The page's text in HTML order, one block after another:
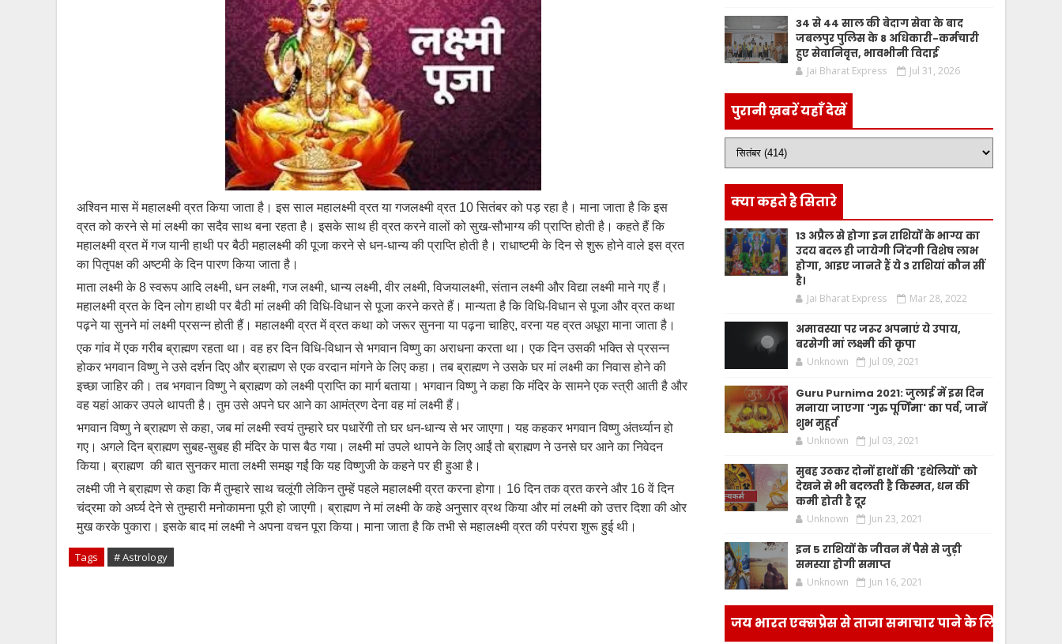
अश्विन मास में महालक्ष्मी व्रत किया जाता है। इस साल महालक्ष्मी व्रत या गजलक्ष्मी व्रत 10 सितंबर को पड़ रहा है। माना जाता है कि इस
व्रत को करने से मां लक्ष्मी का सदैव साथ बना रहता है। इसके साथ ही व्रत करने वालों को सुख-सौभाग्य की प्राप्ति होती है। कहते हैं कि
महालक्ष्मी व्रत में गज यानी हाथी पर बैठी महालक्ष्मी की पूजा करने से धन-धान्य की प्राप्ति होती है। राधाष्टमी के दिन से शुरू होने वाले इस व्रत
का पितृपक्ष की अष्टमी के दिन पारण किया जाता है।
माता लक्ष्मी के 8 स्वरूप आदि लक्ष्मी, धन लक्ष्मी, गज लक्ष्मी, धान्य लक्ष्मी, वीर लक्ष्मी, विजयालक्ष्मी, संतान लक्ष्मी और विद्या लक्ष्मी माने गए हैं।
महालक्ष्मी व्रत के दिन लोग हाथी पर बैठी मां लक्ष्मी की विधि-विधान से पूजा करने करते हैं। मान्यता है कि विधि-विधान से पूजा और व्रत कथा
पढ़ने या सुनने मां लक्ष्मी प्रसन्न होती हैं। महालक्ष्मी व्रत में व्रत कथा को जरूर सुनना या पढ़ना चाहिए, वरना यह व्रत अधूरा माना जाता है।
एक गांव में एक गरीब ब्राह्मण रहता था। वह हर दिन विधि-विधान से भगवान विष्णु का अराधना करता था। एक दिन उसकी भक्ति से प्रसन्न
होकर भगवान विष्णु ने उसे दर्शन दिए और ब्राह्मण से एक वरदान मांगने के लिए कहा। तब ब्राह्मण ने उसके घर मां लक्ष्मी का निवास होने की
इच्छा जाहिर की। तब भगवान विष्णु ने ब्राह्मण को लक्ष्मी प्राप्ति का मार्ग बताया। भगवान विष्णु ने कहा कि मंदिर के सामने एक स्त्री आती है और
वह यहां आकर उपले थापती है। तुम उसे अपने घर आने का आमंत्रण देना वह मां लक्ष्मी हैं।
भगवान विष्णु ने ब्राह्मण से कहा, जब मां लक्ष्मी स्वयं तुम्हारे घर पधारेंगी तो घर धन-धान्य से भर जाएगा। यह कहकर भगवान विष्णु अंतर्ध्यान हो
गए। अगले दिन ब्राह्मण सुबह-सुबह ही मंदिर के पास बैठ गया। लक्ष्मी मां उपले थापने के लिए आईं तो ब्राह्मण ने उनसे घर आने का निवेदन
किया। ब्राह्मण की बात सुनकर माता लक्ष्मी समझ गईं कि यह विष्णुजी के कहने पर ही हुआ है।
लक्ष्मी जी ने ब्राह्मण से कहा कि मैं तुम्हारे साथ चलूंगी लेकिन तुम्हें पहले महालक्ष्मी व्रत करना होगा। 16 दिन तक व्रत करने और 16 वें दिन
चंद्रमा को अर्घ्य देने से तुम्हारी मनोकामना पूरी हो जाएगी। ब्राह्मण ने मां लक्ष्मी के कहे अनुसार व्रथ किया और मां लक्ष्मी को उत्तर दिशा की ओर
मुख करके पुकारा। इसके बाद मां लक्ष्मी ने अपना वचन पूरा किया। माना जाता है कि तभी से महालक्ष्मी व्रत की परंपरा शुरू हुई थी।
Tags # Astrology
34 से 44 साल की बेदाग सेवा के बाद
जबलपुर पुलिस के 8 अधिकारी-कर्मचारी
हुए सेवानिवृत्त, भावभीनी विदाई
Jai Bharat Express Jul 31, 2026
पुरानी ख़बरें यहाँ देखें
क्या कहते है सितारे
13 अप्रैल से होगा इन राशियों के भाग्य का
उदय बदल ही जायेगी जिंदगी विशेष लाभ
होगा, आइए जानते हैं ये 3 राशियां कौन सीं
है।
Jai Bharat Express Mar 28, 2022
अमावस्या पर जरूर अपनाएं ये उपाय,
बरसेगी मां लक्ष्मी की कृपा
Unknown Jul 09, 2021
Guru Purnima 2021: जुलाई में इस दिन
मनाया जाएगा 'गुरु पूर्णिमा' का पर्व, जानें
शुभ मुहूर्त
Unknown Jul 03, 2021
सुबह उठकर दोनों हाथों की 'हथेलियों' को
देखने से भी बदलती है किस्मत, धन की
कमी होती है दूर
Unknown Jun 23, 2021
इन 5 राशियों के जीवन में पैसे से जुड़ी
समस्या होगी समाप्त
Unknown Jun 16, 2021
जय भारत एक्सप्रेस से ताजा समाचार पाने के लिए